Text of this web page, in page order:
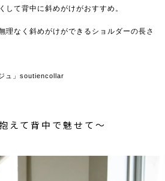
して背中に斜めがけがおすすめ。
理なく斜めがけができるショルダーの長さ
ュ」soutiencollar
えて背中で魅せて〜